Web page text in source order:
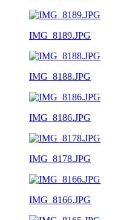
IMG_8189.JPG
IMG_8188.JPG
IMG_8186.JPG
IMG_8178.JPG
IMG_8166.JPG